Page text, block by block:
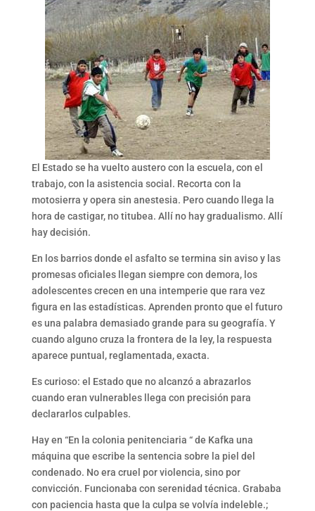
El Estado se ha vuelto austero con la escuela, con el
trabajo, con la asistencia social. Recorta con la
motosierra y opera sin anestesia. Pero cuando llega la
hora de castigar, no titubea. Allí no hay gradualismo. Allí
hay decisión.
En los barrios donde el asfalto se termina sin aviso y las
promesas oficiales llegan siempre con demora, los
adolescentes crecen en una intemperie que rara vez
figura en las estadísticas. Aprenden pronto que el futuro
es una palabra demasiado grande para su geografía. Y
cuando alguno cruza la frontera de la ley, la respuesta
aparece puntual, reglamentada, exacta.
Es curioso: el Estado que no alcanzó a abrazarlos
cuando eran vulnerables llega con precisión para
declararlos culpables.
Hay en “En la colonia penitenciaria “ de Kafka una
máquina que escribe la sentencia sobre la piel del
condenado. No era cruel por violencia, sino por
convicción. Funcionaba con serenidad técnica. Grababa
con paciencia hasta que la culpa se volvía indeleble.;